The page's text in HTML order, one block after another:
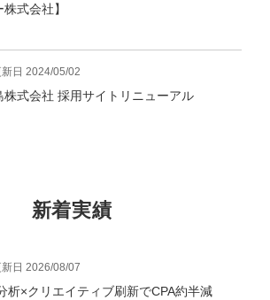
株式会社】
日 2024/05/02
株式会社 採用サイトリニューアル
新着実績
日 2026/08/07
析×クリエイティブ刷新でCPA約半減